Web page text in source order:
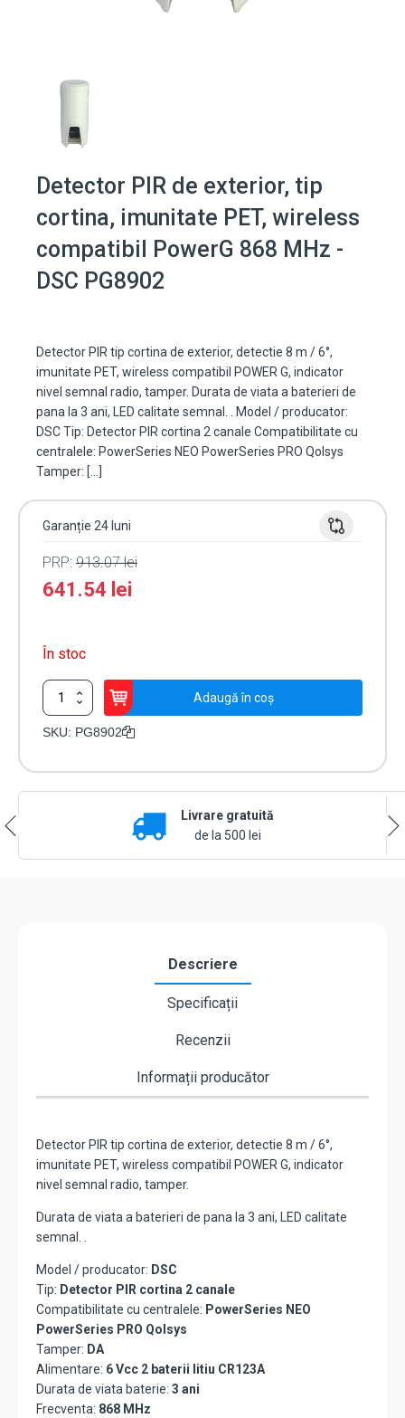
Detector PIR de exterior, tip
cortina, imunitate PET, wireless
compatibil PowerG 868 MHz -
DSC PG8902
Detector PIR tip cortina de exterior, detectie 8 m / 6°,
imunitate PET, wireless compatibil POWER G, indicator
nivel semnal radio, tamper. Durata de viata a baterieri de
pana la 3 ani, LED calitate semnal. . Model / producator:
DSC Tip: Detector PIR cortina 2 canale Compatibilitate cu
centralele: PowerSeries NEO PowerSeries PRO Qolsys
Tamper: […]
Garanție 24 luni
PRP: 913.07lei
641.54 lei
În stoc
Cantitate
Detector
PIR
Adaugă în coș
SKU: PG8902
Livrare gratuită
de la 500 lei
Descriere
Specificații
Recenzii
Informații producător
Detector PIR tip cortina de exterior, detectie 8 m / 6°,
imunitate PET, wireless compatibil POWER G, indicator
nivel semnal radio, tamper.
Durata de viata a baterieri de pana la 3 ani, LED calitate
semnal. .
Model / producator: DSC
Tip: Detector PIR cortina 2 canale
Compatibilitate cu centralele: PowerSeries NEO
PowerSeries PRO Qolsys
Tamper: DA
Alimentare: 6 Vcc 2 baterii litiu CR123A
Durata de viata baterie: 3 ani
Frecventa: 868 MHz